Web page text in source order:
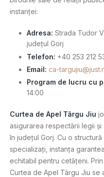
instanței:
Adresa: Strada Tudor
județul Gorj
Telefon: +40 253 212
Email: ca-
Program de lucru cu
14:00
Curtea de Apel Târgu Jiu
asigurarea respectării legii
în județul Gorj. Cu o
specializați, instanța
echitabil pentru cetățeni.
Curtea de Apel Târgu Jiu se